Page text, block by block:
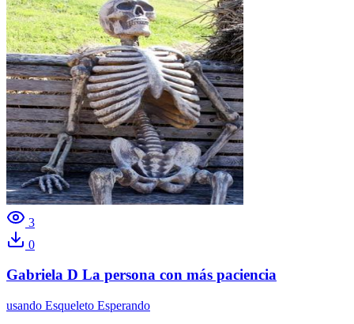
3
0
Gabriela D La persona con más paciencia
usando Esqueleto Esperando